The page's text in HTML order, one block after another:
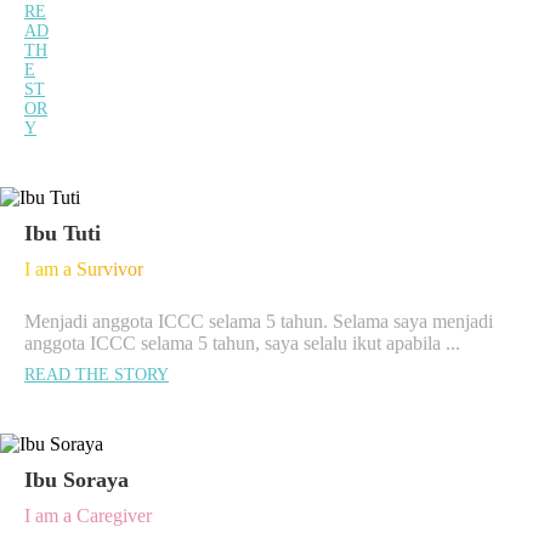
RE
AD
TH
E
ST
OR
Y
Ibu Tuti
I am a Survivor
Menjadi anggota ICCC selama 5 tahun. Selama saya menjadi
anggota ICCC selama 5 tahun, saya selalu ikut apabila ...
READ THE STORY
Ibu Soraya
I am a Caregiver